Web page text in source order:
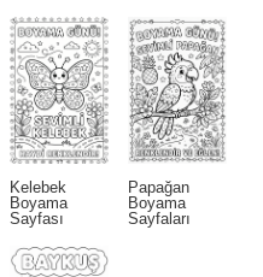
Kelebek
Boyama
Sayfası
Papağan
Boyama
Sayfaları